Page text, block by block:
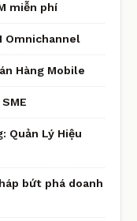
miễn phí
Omnichannel
Hàng Mobile
Quản Lý Hiệu
bứt phá doanh